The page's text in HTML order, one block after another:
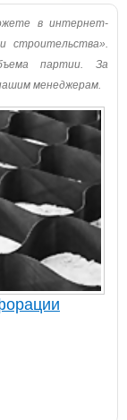
в интернет-
строительства».
партии. За
менеджерам.